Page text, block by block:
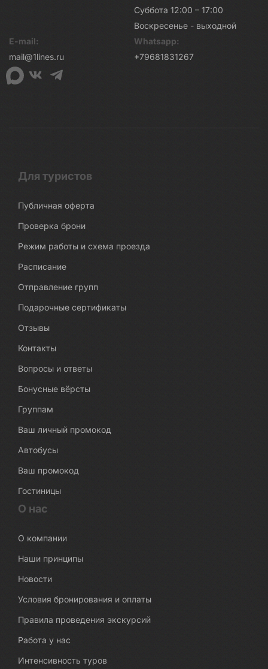
Суббота 12:00 – 17:00
Воскресенье - выходной
E-mail:
mail@1lines.ru
Whatsapp:
+79681831267
Для туристов
Публичная оферта
Проверка брони
Режим работы и схема проезда
Расписание
Отправление групп
Подарочные сертификаты
Отзывы
Контакты
Вопросы и ответы
Бонусные вёрсты
Группам
Ваш личный промокод
Автобусы
Ваш промокод
Гостиницы
О нас
О компании
Наши принципы
Новости
Условия бронирования и оплаты
Правила проведения экскурсий
Работа у нас
Интенсивность туров